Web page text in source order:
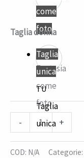
come
foto
Fantasia
come
foto
Taglia donna
Taglia
unica
TU
Taglia
unica
- +
COD: N/A Categorie: